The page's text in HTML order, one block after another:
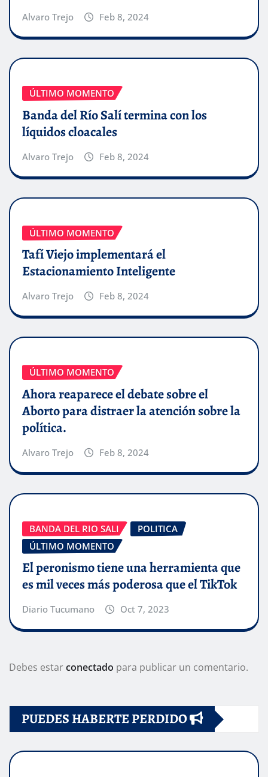
Alvaro Trejo Feb 8, 2024
ÚLTIMO MOMENTO
Banda del Río Salí termina con los
líquidos cloacales
Alvaro Trejo Feb 8, 2024
ÚLTIMO MOMENTO
Tafí Viejo implementará el
Estacionamiento Inteligente
Alvaro Trejo Feb 8, 2024
ÚLTIMO MOMENTO
Ahora reaparece el debate sobre el
Aborto para distraer la atención sobre la
política.
Alvaro Trejo Feb 8, 2024
BANDA DEL RIO SALI
POLITICA
ÚLTIMO MOMENTO
El peronismo tiene una herramienta que
es mil veces más poderosa que el TikTok
Diario Tucumano Oct 7, 2023
Debes estarconectado para publicar un comentario.
PUEDES HABERTE PERDIDO